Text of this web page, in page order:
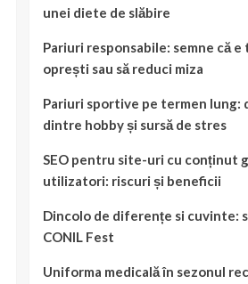
unei diete de slăbire
Pariuri responsabile: semne că e
oprești sau să reduci miza
Pariuri sportive pe termen lung:
dintre hobby și sursă de stres
SEO pentru site-uri cu conținut
utilizatori: riscuri și beneficii
Dincolo de diferențe si cuvinte:
CONIL Fest
Uniforma medicală în sezonul